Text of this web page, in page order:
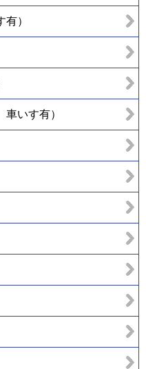
）
いす有）